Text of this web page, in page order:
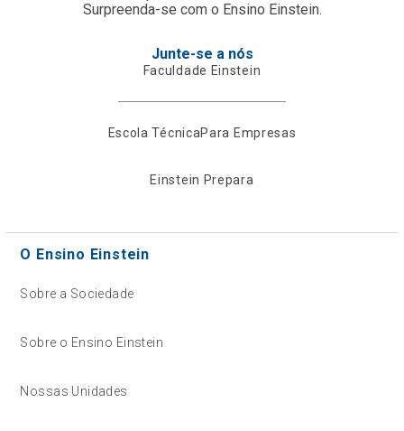
Surpreenda-se com o Ensino Einstein.
Junte-se a nós
Faculdade Einstein
Escola TécnicaPara Empresas
Einstein Prepara
O Ensino Einstein
Sobre a Sociedade
Sobre o Ensino Einstein
Nossas Unidades